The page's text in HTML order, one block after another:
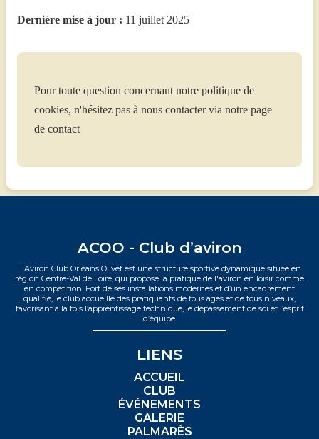
Dernière mise à jour : 11 juillet 2025
Pour toute question concernant notre politique de
cookies, n'hésitez pas à nous contacter via notre page
de contact
ACOO - Club d’aviron
L'Aviron Club Orléans Olivet est une structure sportive dynamique située en
région Centre-Val de Loire, qui propose la pratique de l'aviron en loisir comme
en compétition. Fort de ses installations modernes et d’un encadrement
qualifié, le club accueille des pratiquants de tous âges et de tous niveaux,
favorisant à la fois l’apprentissage technique, le dépassement de soi et l’esprit
d’équipe.
LIENS
ACCUEIL
CLUB
ÉVÉNEMENTS
GALERIE
PALMARÈS